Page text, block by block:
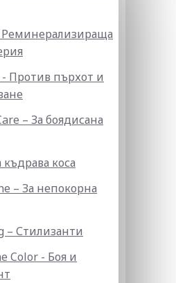
Реминерализираща
- Против пърхот и
– За боядисана
къдрава коса
– За непокорна
– Стилизанти
Color - Боя и